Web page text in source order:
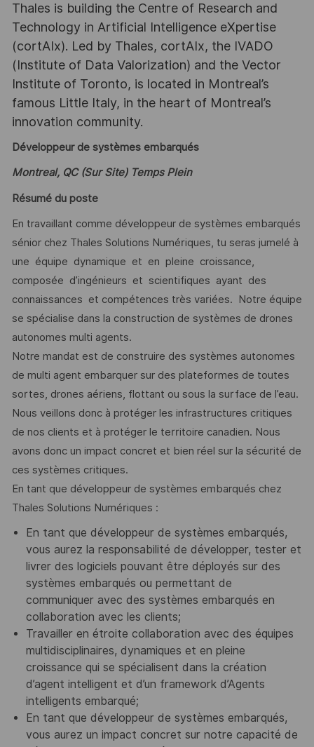
Thales is building the Centre of Research and
Technology in Artificial Intelligence eXpertise
(cortAIx). Led by Thales, cortAIx, the IVADO
(Institute of Data Valorization) and the Vector
Institute of Toronto, is located in Montreal’s
famous Little Italy, in the heart of Montreal’s
innovation community.
Développeur de systèmes embarqués
Montreal, QC (Sur Site) Temps Plein
Résumé du poste
En travaillant comme développeur de systèmes embarqués
sénior chez Thales Solutions Numériques, tu seras jumelé à
une équipe dynamique et en pleine croissance,
composée d’ingénieurs et scientifiques ayant des
connaissances et compétences très variées. Notre équipe
se spécialise dans la construction de systèmes de drones
autonomes multi agents.
Notre mandat est de construire des systèmes autonomes
de multi agent embarquer sur des plateformes de toutes
sortes, drones aériens, flottant ou sous la surface de l’eau.
Nous veillons donc à protéger les infrastructures critiques
de nos clients et à protéger le territoire canadien. Nous
avons donc un impact concret et bien réel sur la sécurité de
ces systèmes critiques.
En tant que développeur de systèmes embarqués chez
Thales Solutions Numériques :
En tant que développeur de systèmes embarqués,
vous aurez la responsabilité de développer, tester et
livrer des logiciels pouvant être déployés sur des
systèmes embarqués ou permettant de
communiquer avec des systèmes embarqués en
collaboration avec les clients;
Travailler en étroite collaboration avec des équipes
multidisciplinaires, dynamiques et en pleine
croissance qui se spécialisent dans la création
d’agent intelligent et d’un framework d’Agents
intelligents embarqué;
En tant que développeur de systèmes embarqués,
vous aurez un impact concret sur notre capacité de